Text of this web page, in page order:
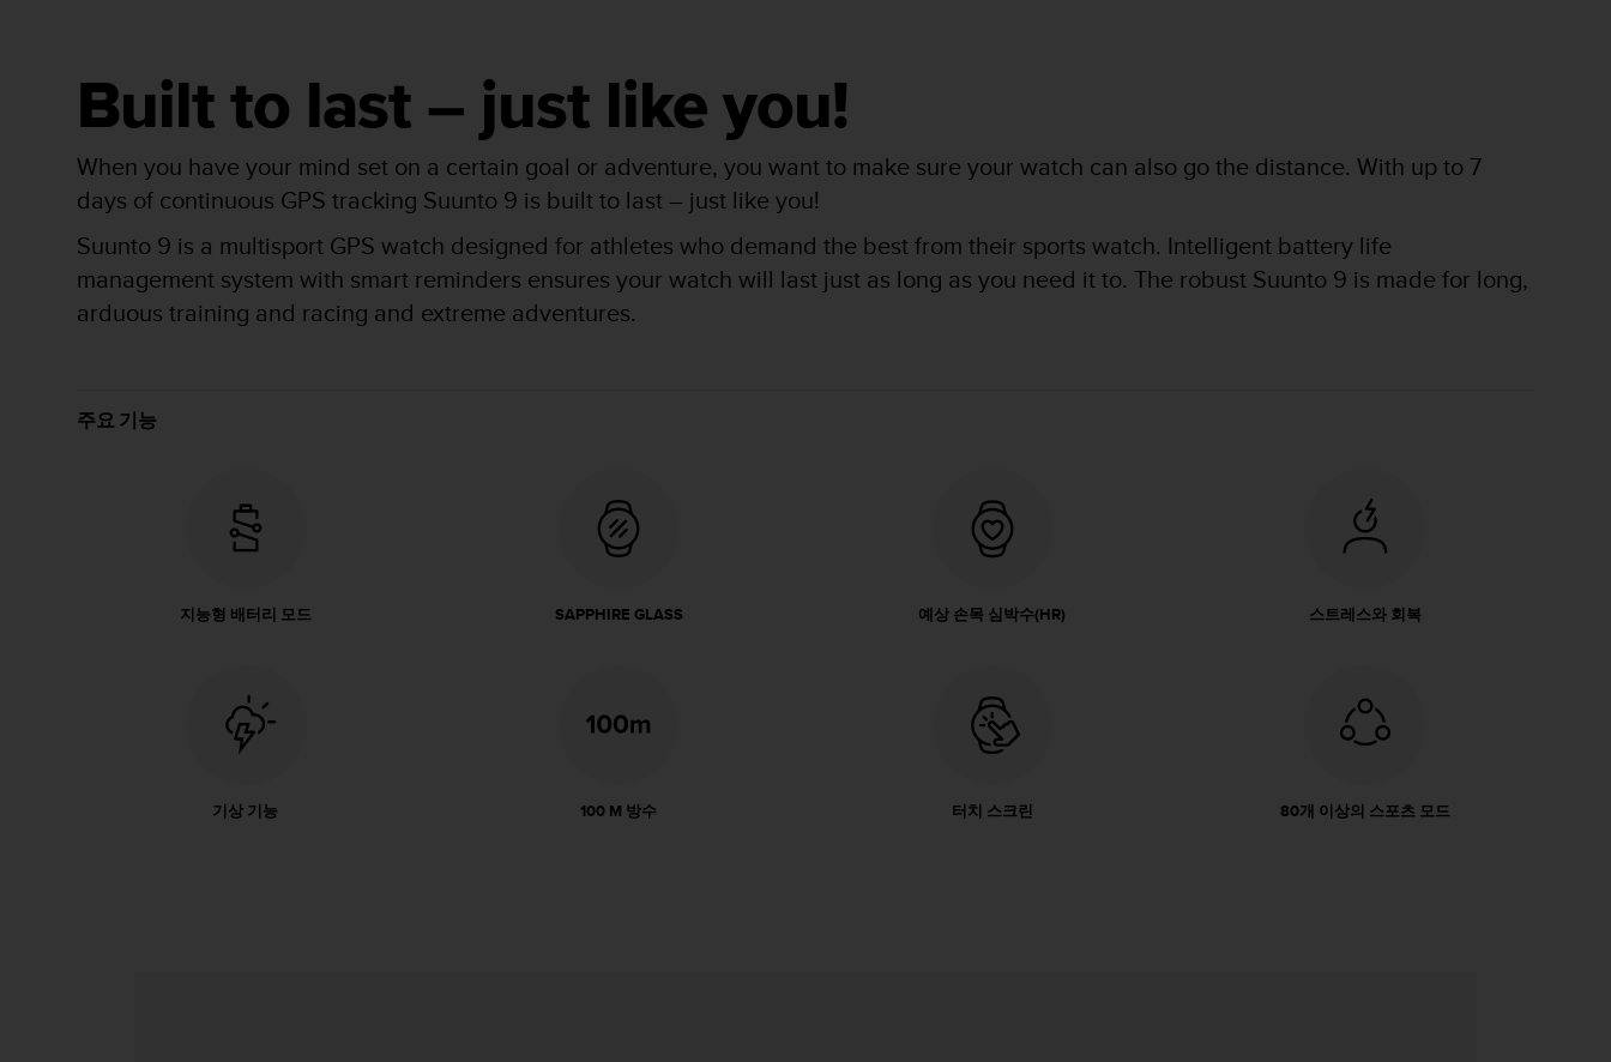
Built to last – just like you!
When you have your mind set on a certain goal or adventure, you want to make sure your watch can also go the distance. With up to 7
days of continuous GPS tracking Suunto 9 is built to last – just like you!
Suunto 9 is a multisport GPS watch designed for athletes who demand the best from their sports watch. Intelligent battery life
management system with smart reminders ensures your watch will last just as long as you need it to. The robust Suunto 9 is made for long,
arduous training and racing and extreme adventures.
주요 기능
지능형 배터리 모드 SAPPHIRE GLASS 예상 손목 심박수(HR) 스트레스와 회복
기상 기능 100 M 방수 터치 스크린 80개 이상의 스포츠 모드